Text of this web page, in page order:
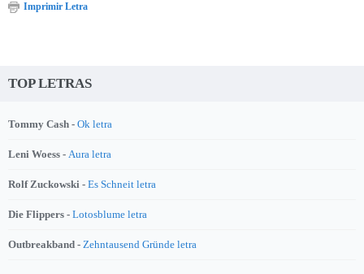
Imprimir Letra
TOP LETRAS
Tommy Cash - Ok letra
Leni Woess - Aura letra
Rolf Zuckowski - Es Schneit letra
Die Flippers - Lotosblume letra
Outbreakband - Zehntausend Gründe letra